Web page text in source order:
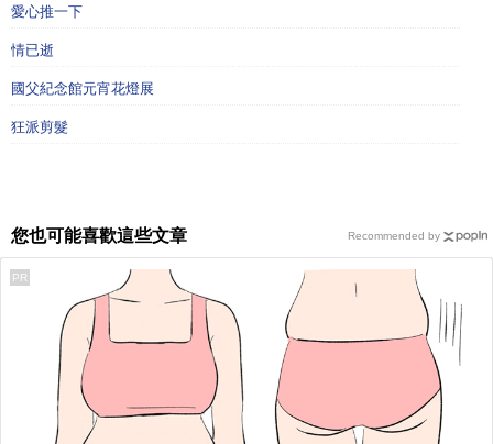
愛心推一下
情已逝
國父紀念館元宵花燈展
狂派剪髮
您也可能喜歡這些文章
PR
Recommended by